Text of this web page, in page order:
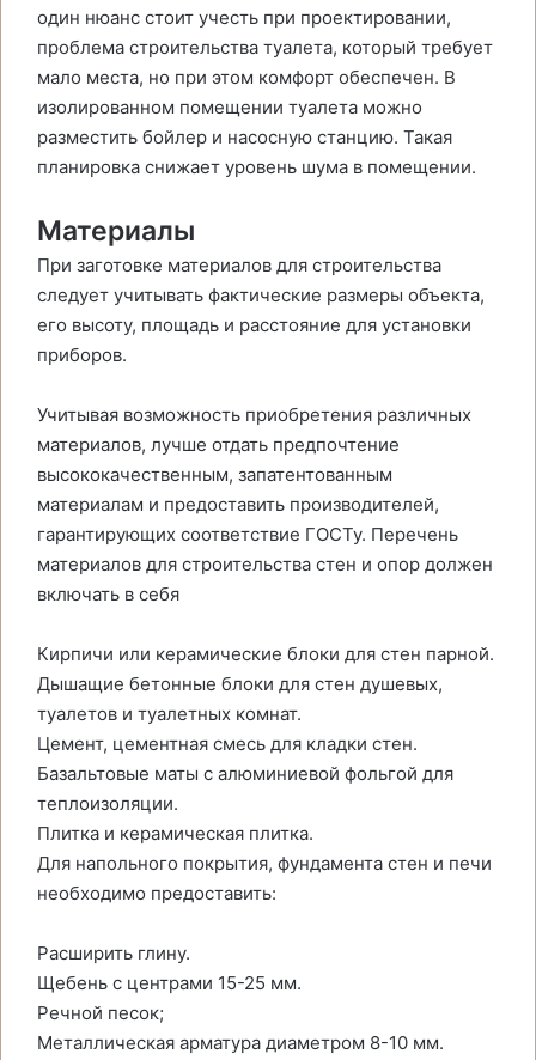
один нюанс стоит учесть при проектировании,
проблема строительства туалета, который требует
мало места, но при этом комфорт обеспечен. В
изолированном помещении туалета можно
разместить бойлер и насосную станцию. Такая
планировка снижает уровень шума в помещении.
Материалы
При заготовке материалов для строительства
следует учитывать фактические размеры объекта,
его высоту, площадь и расстояние для установки
приборов.
Учитывая возможность приобретения различных
материалов, лучше отдать предпочтение
высококачественным, запатентованным
материалам и предоставить производителей,
гарантирующих соответствие ГОСТу. Перечень
материалов для строительства стен и опор должен
включать в себя
Кирпичи или керамические блоки для стен парной.
Дышащие бетонные блоки для стен душевых,
туалетов и туалетных комнат.
Цемент, цементная смесь для кладки стен.
Базальтовые маты с алюминиевой фольгой для
теплоизоляции.
Плитка и керамическая плитка.
Для напольного покрытия, фундамента стен и печи
необходимо предоставить:
Расширить глину.
Щебень с центрами 15-25 мм.
Речной песок;
Металлическая арматура диаметром 8-10 мм.